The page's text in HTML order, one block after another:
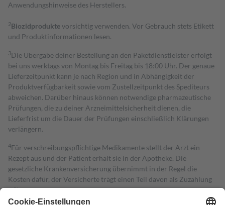
Anwendungshinweise des Herstellers.
2Biozidproduktevorsichtig verwenden. Vor Gebrauch stets Etikett
und Produktinformationen lesen.
3Die Übergabe deiner Bestellung an den Paketdienstleister erfolgt
bei uns werktags von Montag bis Freitag bis 18:00 Uhr. Der genaue
Lieferzeitpunkt kann je nach Region und in Abhängigkeit der
Produktverfügbarkeit sowie vom Zustellzeitpunkt des Spediteurs
abweichen. Darüber hinaus können notwendige pharmazeutische
Prüfungen, die zu deiner Arzneimittelsicherheit dienen, die
Lieferfrist um die Dauer der Prüfungen einschließlich Klärungen
verlängern.
4Für verschreibungspflichtige Medikamente stellt der Arzt ein
Rezept aus und der Patient erhält sie in der Apotheke. Die
gesetzliche Krankenversicherung übernimmt in der Regel die
Kosten dafür, der Versicherte trägt einen Teil davon als Zuzahlung
mit.
Grundsätzlich leisten Mitglieder Zuzahlungen in Höhe von zehn